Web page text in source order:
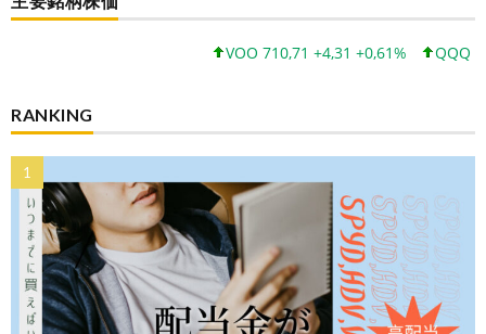
VOO 710,71 +4,31 +0,61% QQQ
RANKING